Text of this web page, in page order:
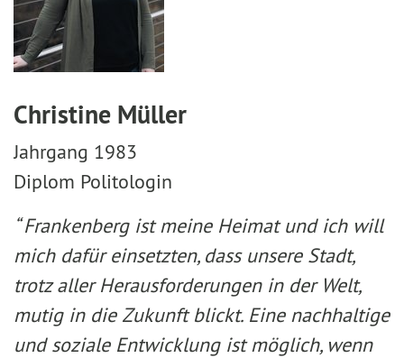
Christine Müller
Jahrgang 1983
Diplom Politologin
“ Frankenberg ist meine Heimat und ich will
mich dafür einsetzten, dass unsere Stadt,
trotz aller Herausforderungen in der Welt,
mutig in die Zukunft blickt. Eine nachhaltige
und soziale Entwicklung ist möglich, wenn